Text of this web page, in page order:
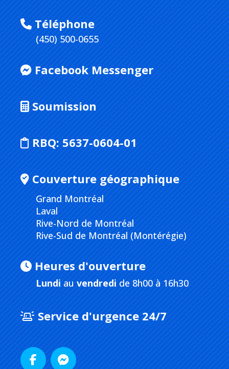
Téléphone
(450) 500-0655
Facebook Messenger
Soumission
RBQ: 5637-0604-01
Couverture géographique
Grand Montréal
Laval
Rive-Nord de Montréal
Rive-Sud de Montréal (Montérégie)
Heures d'ouverture
Lundi au vendredi de 8h00 à 16h30
Service d'urgence 24/7